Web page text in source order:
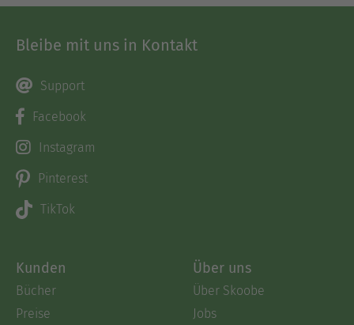
Bleibe mit uns in Kontakt
Support
Facebook
Instagram
Pinterest
TikTok
Kunden
Bücher
Preise
Über uns
Über Skoobe
Jobs